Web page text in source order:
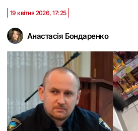
Анастасія Бондаренко
19 квітня 2026, 17:25